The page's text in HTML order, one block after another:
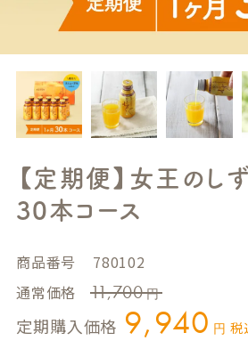
【定期便】女王のし
30本コース
商品番号
780102
通常価格
11,700
定期購入価格 9,940 税